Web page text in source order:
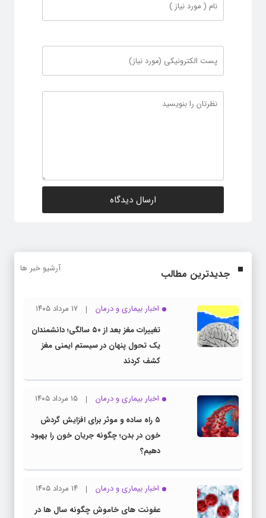
جدیدترین مطالب آرشیو خبر ها
اخبار بیماری و درمان
۱۷ مرداد ۱۴۰۵
تغییرات مغز بعد از ۵۰ سالگی؛ دانشمندان
یک تحول پنهان در سیستم ایمنی مغز
کشف کردند
اخبار بیماری و درمان
۱۵ مرداد ۱۴۰۵
۵ راه ساده و موثر برای افزایش گردش
خون در بدن؛ چگونه جریان خون را بهبود
دهیم؟
اخبار بیماری و درمان
۱۴ مرداد ۱۴۰۵
عفونت های خاموش چگونه سال ها در